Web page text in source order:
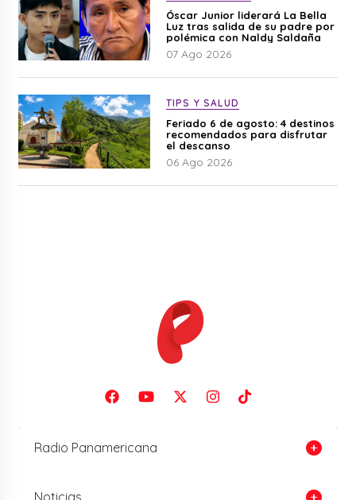
Óscar Junior liderará La Bella
Luz tras salida de su padre por
polémica con Naldy Saldaña
07 Ago 2026
TIPS Y SALUD
Feriado 6 de agosto: 4 destinos
recomendados para disfrutar
el descanso
06 Ago 2026
Radio Panamericana
Noticias